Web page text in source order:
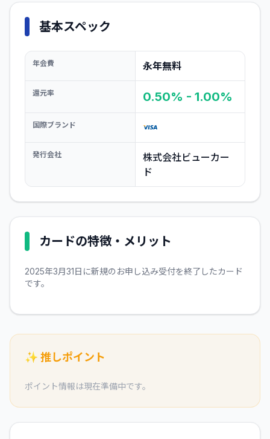
基本スペック
年会費 永年無料
還元率 0.50% - 1.00%
国際ブランド
発行会社
株式会社ビューカー
ド
カードの特徴・メリット
2025年3月31日に新規のお申し込み受付を終了したカード
です。
✨ 推しポイント
ポイント情報は現在準備中です。